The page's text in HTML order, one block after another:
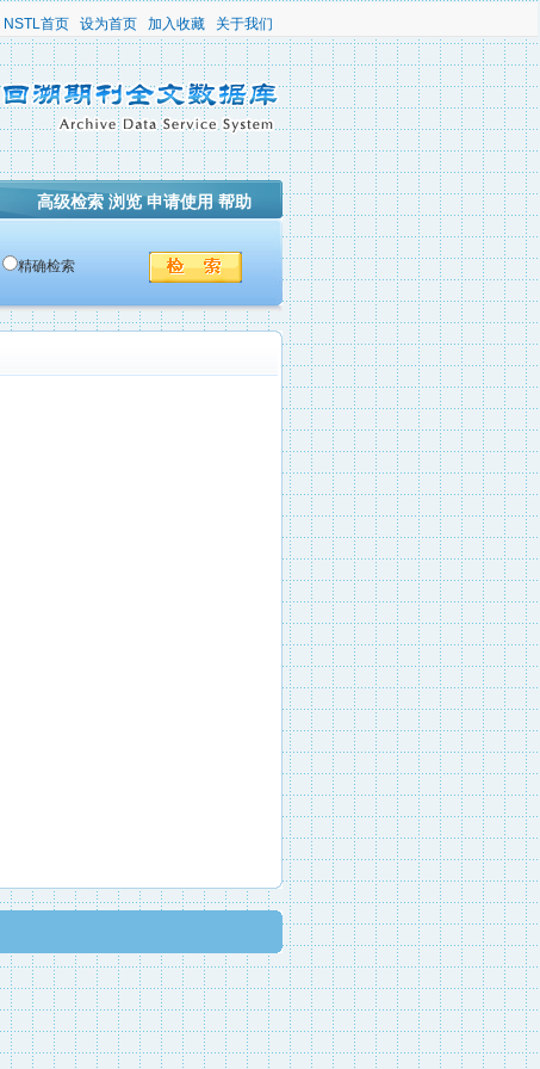
NSTL首页 设为首页 加入收藏 关于我们
高级检索 浏览 申请使用 帮助
精确检索